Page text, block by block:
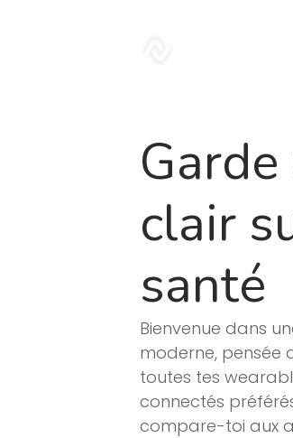
clair
santé
Bienvenue dans
moderne, pensée
toutes tes
connectés
compare-toi aux